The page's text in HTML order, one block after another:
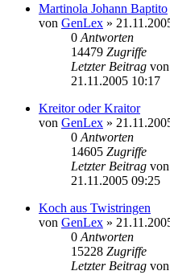
Martinola Johann Baptito
von GenLex »
0 Antworten
14479 Zugriffe
Letzter Beitrag von
21.11.2005 10:17
Kreitor oder Kraitor
von GenLex »
0 Antworten
14605 Zugriffe
Letzter Beitrag von
21.11.2005 09:25
Koch aus Twistringen
von GenLex »
0 Antworten
15228 Zugriffe
Letzter Beitrag von